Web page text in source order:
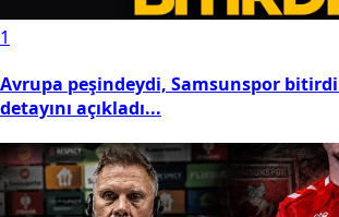
1
Avrupa peşindeydi, Samsunspor
detayını açıkladı...